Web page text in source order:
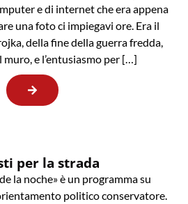
e di internet che era appena
una foto ci impiegavi ore. Era il
della fine della guerra fredda,
e l’entusiasmo per […]
per la strada
la noche» è un programma su
politico conservatore.